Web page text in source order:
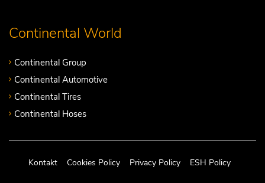
Continental World
Continental Group
Continental Automotive
Continental Tires
Continental Hoses
Kontakt Cookies Policy Privacy Policy ESH Policy